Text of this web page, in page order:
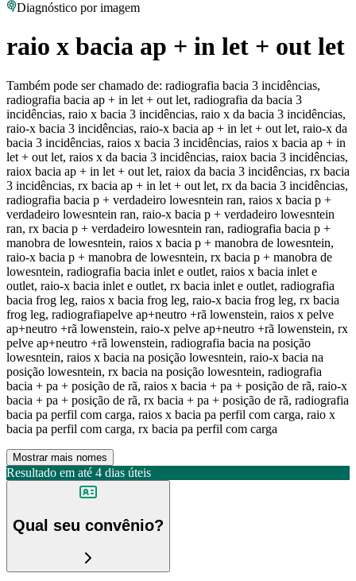
Diagnóstico por imagem
raio x bacia ap + in let + out let
Também pode ser chamado de: radiografia bacia 3 incidências,
radiografia bacia ap + in let + out let, radiografia da bacia 3
incidências, raio x bacia 3 incidências, raio x da bacia 3 incidências,
raio-x bacia 3 incidências, raio-x bacia ap + in let + out let, raio-x da
bacia 3 incidências, raios x bacia 3 incidências, raios x bacia ap + in
let + out let, raios x da bacia 3 incidências, raiox bacia 3 incidências,
raiox bacia ap + in let + out let, raiox da bacia 3 incidências, rx bacia
3 incidências, rx bacia ap + in let + out let, rx da bacia 3 incidências,
radiografia bacia p + verdadeiro lowesntein ran, raios x bacia p +
verdadeiro lowesntein ran, raio-x bacia p + verdadeiro lowesntein
ran, rx bacia p + verdadeiro lowesntein ran, radiografia bacia p +
manobra de lowesntein, raios x bacia p + manobra de lowesntein,
raio-x bacia p + manobra de lowesntein, rx bacia p + manobra de
lowesntein, radiografia bacia inlet e outlet, raios x bacia inlet e
outlet, raio-x bacia inlet e outlet, rx bacia inlet e outlet, radiografia
bacia frog leg, raios x bacia frog leg, raio-x bacia frog leg, rx bacia
frog leg, radiografiapelve ap+neutro +rã lowenstein, raios x pelve
ap+neutro +rã lowenstein, raio-x pelve ap+neutro +rã lowenstein, rx
pelve ap+neutro +rã lowenstein, radiografia bacia na posição
lowesntein, raios x bacia na posição lowesntein, raio-x bacia na
posição lowesntein, rx bacia na posição lowesntein, radiografia
bacia + pa + posição de rã, raios x bacia + pa + posição de rã, raio-x
bacia + pa + posição de rã, rx bacia + pa + posição de rã, radiografia
bacia pa perfil com carga, raios x bacia pa perfil com carga, raio x
bacia pa perfil com carga, rx bacia pa perfil com carga
Mostrar mais nomes
Resultado em até 4 dias úteis
Qual seu convênio?